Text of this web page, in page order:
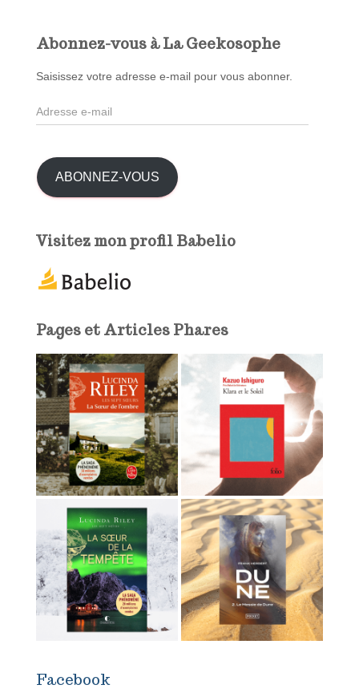
c
e
r
Abonnez-vous à La Geekosophe
Saisissez votre adresse e-mail pour vous abonner.
A
d
s
s
a
ABONNEZ-VOUS
Visitez mon profil Babelio
Pages et Articles Phares
Facebook